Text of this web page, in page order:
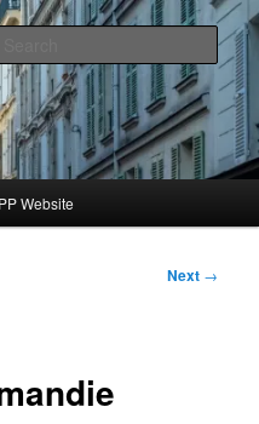
Programme à Paris
Website
Next →